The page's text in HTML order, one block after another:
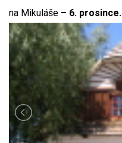
na Mikuláše – 6. prosince.